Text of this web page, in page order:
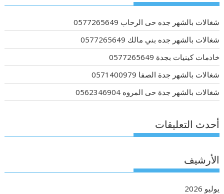
شغالات بالشهر جده حى الرحاب 0577265649
شغالات بالشهر جده بني مالك 0577265649
خادمات كينيات بجدة 0577265649
شغالات بالشهر جدة الصفا 0571400979
شغالات بالشهر جدة حى المروه 0562346904
أحدث التعليقات
الأرشيف
يوليو 2026